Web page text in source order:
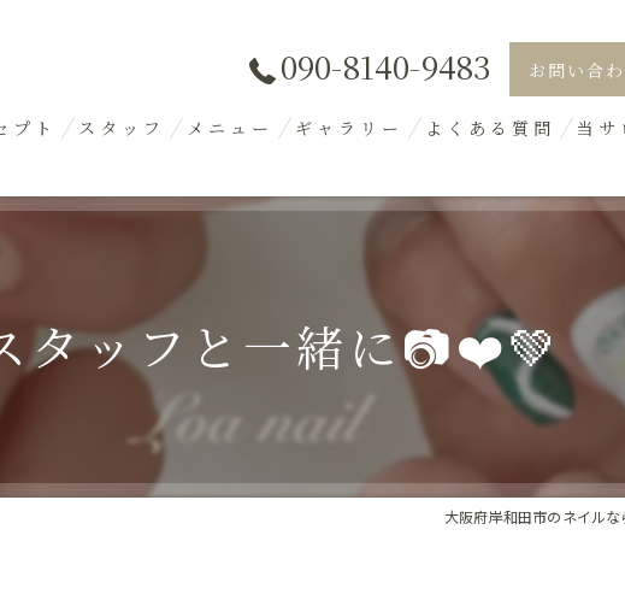
090-8140-9483 お問い合
プト スタッフ メニュー ギャラリー よくある質問 当サ
シ
オ
デザ
タッフと一緒に📷❤️💚
大阪府岸和田市のネイル